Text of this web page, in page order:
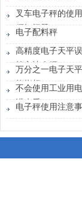
性
叉车电子秤的使
须知问题
电子配料秤
高精度电子天平
算方法介绍
万分之一电子天
能指标
不会使用工业用
进来看
电子秤使用注意